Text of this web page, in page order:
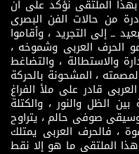
بهذا الملتقى نؤكد على أن
من حالات الفن البصرى
ــ إلى التجريد ، وأقاموا
الحرف العربى وشموخه ،
والاستطالة ، والتضاغط
، المشحونة بالحركة
قادر على ملأ الفراغ
الظل والنور ، والكتلة
صوفى حالم ، يتراوح
، فالحرف العربى يمتلك
الملتقى ما هو إلا نقط